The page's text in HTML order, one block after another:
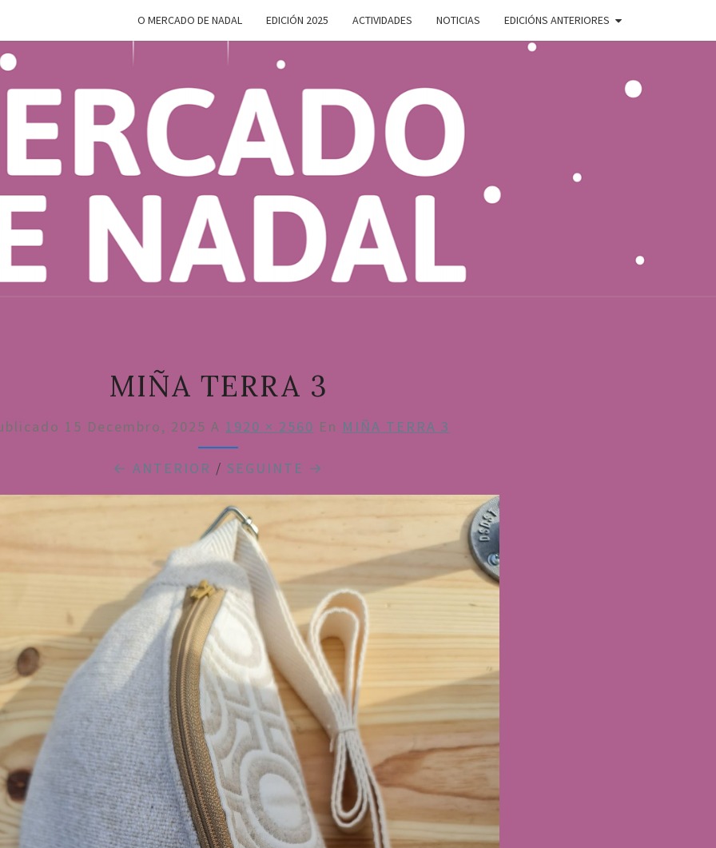
O MERCADO DE NADAL EDICIÓN 2025 ACTIVIDADES NOTICIAS EDICIÓNS ANTERIORES
MERCADO
DE
Do 28 De
Novembro
Ao 5 De
Xaneiro En
Compostela
MIÑA TERRA 3
15 Decembro, 2025 A 1920 × 2560 En MIÑA TERRA 3
← ANTERIOR / SEGUINTE →